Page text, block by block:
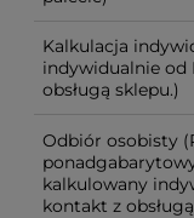
Kalkulacja
indywidualnie
obsługą sklepu.)
Odbiór osobisty
kalkulowany
kontakt z